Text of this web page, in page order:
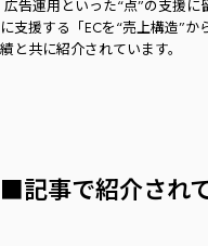
広告運用といった“点”の支援に
に支援する「ECを“売上構造”
績と共に紹介されています。
■記事で紹介され